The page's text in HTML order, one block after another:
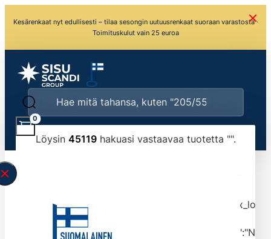
Kesärenkaat nyt edullisesti – tilaa sesongin uutuusrenkaat suoraan varastosta ·
Toimituskulut vain 25 euroa
Löysin 45119hakuasi vastaavaa tuotetta "".
typed the search query correctly.<br>Currently
tmlmvi","meta_query":
0